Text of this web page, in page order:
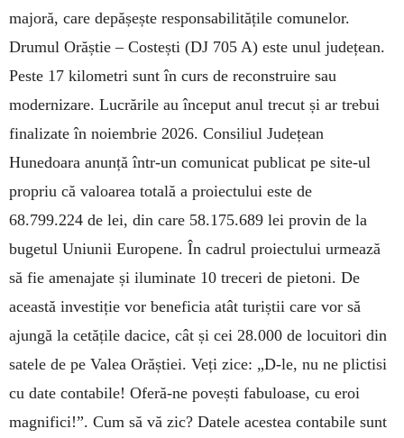
majoră, care depășește responsabilitățile comunelor.
Drumul Orăștie – Costești (DJ 705 A) este unul județean.
Peste 17 kilometri sunt în curs de reconstruire sau
modernizare. Lucrările au început anul trecut și ar trebui
finalizate în noiembrie 2026. Consiliul Județean
Hunedoara anunță într-un comunicat publicat pe site-ul
propriu că valoarea totală a proiectului este de
68.799.224 de lei, din care 58.175.689 lei provin de la
bugetul Uniunii Europene. În cadrul proiectului urmează
să fie amenajate și iluminate 10 treceri de pietoni. De
această investiție vor beneficia atât turiștii care vor să
ajungă la cetățile dacice, cât și cei 28.000 de locuitori din
satele de pe Valea Orăștiei. Veți zice: „D-le, nu ne plictisi
cu date contabile! Oferă-ne povești fabuloase, cu eroi
magnifici!”. Cum să vă zic? Datele acestea contabile sunt